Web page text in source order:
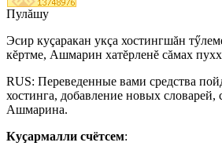
Пулăшу
Эсир куçаракан укçа хостингшăн
кĕртме, Ашмарин хатĕрленĕ сăмах
RUS: Переведенные вами средства
хостинга, добавление новых словарей,
Ашмарина.
Куçармалли счётсем: